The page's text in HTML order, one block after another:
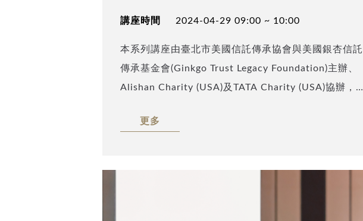
講座時間 2024-04-29 09:00 ~ 10:00
本系列講座由臺北市美國信託傳承協會與美國銀杏信託
傳承基金會(Ginkgo Trust Legacy Foundation)主辦、
Alishan Charity (USA)及TATA Charity (USA)協辦，本
(Peter Lu)，以「家族傳承與信託籌劃的通用架構」為
更多